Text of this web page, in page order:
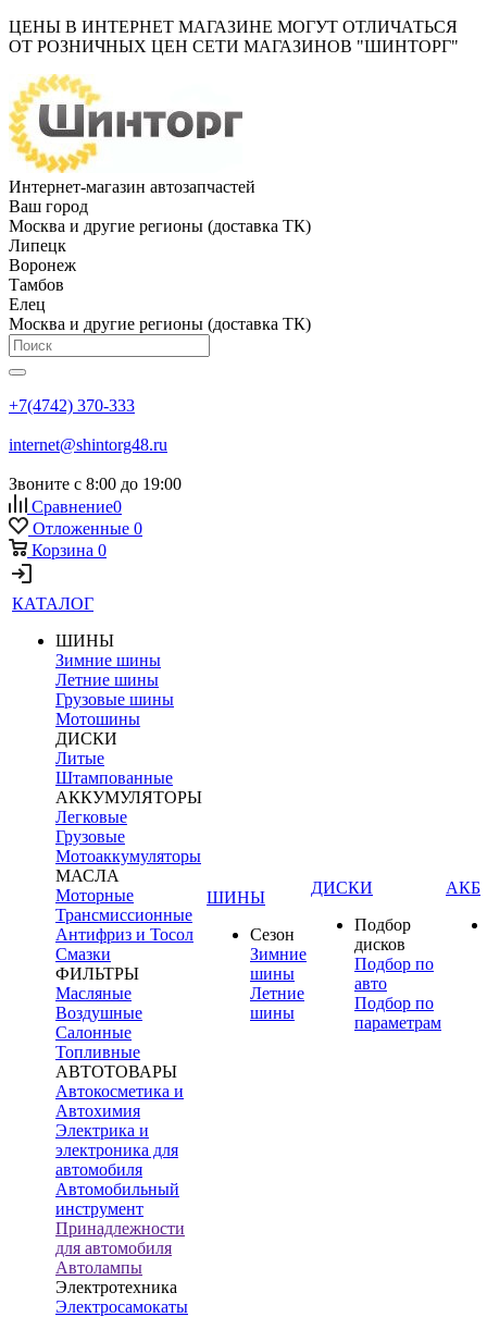
ЦЕНЫ В ИНТЕРНЕТ МАГАЗИНЕ МОГУТ ОТЛИЧАТЬСЯ
ОТ РОЗНИЧНЫХ ЦЕН СЕТИ МАГАЗИНОВ "ШИНТОРГ"
Интернет-магазин автозапчастей
Ваш город
Москва и другие регионы (доставка ТК)
Липецк
Воронеж
Тамбов
Елец
Москва и другие регионы (доставка ТК)
+7(4742) 370-333
internet@shintorg48.ru
Звоните с 8:00 до 19:00
Сравнение0
Отложенные 0
Корзина 0
КАТАЛОГ
ШИНЫ
Зимние шины
Летние шины
Грузовые шины
Мотошины
ДИСКИ
Литые
Штампованные
АККУМУЛЯТОРЫ
Легковые
Грузовые
Мотоаккумуляторы
МАСЛА
Моторные
Трансмиссионные
Антифриз и Тосол
Смазки
ФИЛЬТРЫ
Масляные
Воздушные
Салонные
Топливные
АВТОТОВАРЫ
Автокосметика и
Автохимия
Электрика и
электроника для
автомобиля
Автомобильный
инструмент
Принадлежности
для автомобиля
Автолампы
Электротехника
Электросамокаты
ШИНЫ
Сезон
Зимние
шины
Летние
шины
ДИСКИ
Подбор
дисков
Подбор по
авто
Подбор по
параметрам
АКБ